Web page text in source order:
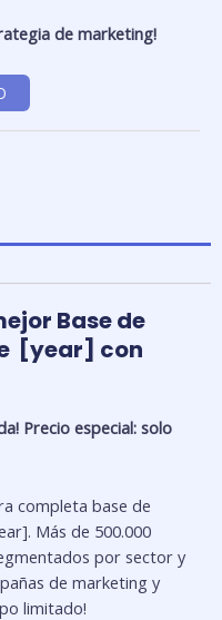
de marketing!
Base de
[year] con
Precio especial: solo
completa base de
Más de 500.000
por sector y
de marketing y
limitado!